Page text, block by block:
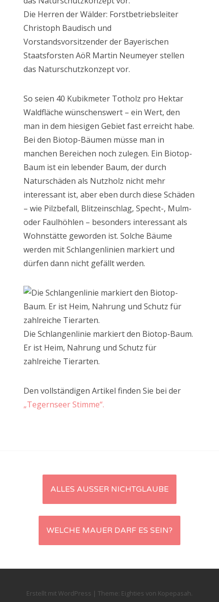
Die Herren der Wälder: Forstbetriebsleiter
Christoph Baudisch und
Vorstandsvorsitzender der Bayerischen
Staatsforsten AöR Martin Neumeyer stellen
das Naturschutzkonzept vor.
So seien 40 Kubikmeter Totholz pro Hektar
Waldfläche wünschenswert – ein Wert, den
man in dem hiesigen Gebiet fast erreicht habe.
Bei den Biotop-Bäumen müsse man in
manchen Bereichen noch zulegen. Ein Biotop-
Baum ist ein lebender Baum, der durch
Naturschäden als Nutzholz nicht mehr
interessant ist, aber eben durch diese Schäden
– wie Pilzbefall, Blitzeinschlag, Specht-, Mulm-
oder Faulhöhlen – besonders interessant als
Wohnstätte geworden ist. Solche Bäume
werden mit Schlangenlinien markiert und
dürfen dann nicht gefällt werden.
Die Schlangenlinie markiert den Biotop-Baum.
Er ist Heim, Nahrung und Schutz für
zahlreiche Tierarten.
Den vollständigen Artikel finden Sie bei der
„Tegernseer Stimme“.
Artikel-ALLES AUSSER NICHTGLAUBE
WELCHE MAUER DARF ES SEIN?
Erstellt mit WordPress | Theme: Eighties von Kopepasah.